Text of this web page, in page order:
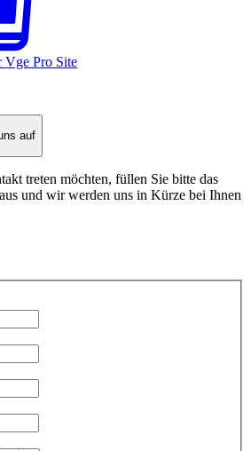
auf
treten möchten, füllen Sie bitte das
und wir werden uns in Kürze bei Ihnen